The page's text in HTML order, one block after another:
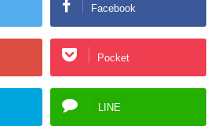
Facebook
Pocket
LINE